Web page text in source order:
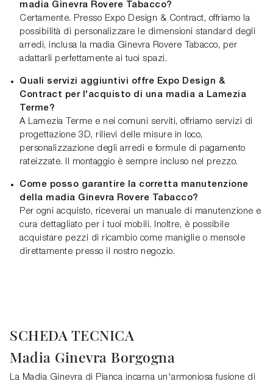
madia Ginevra Rovere Tabacco?
Certamente. Presso Expo Design & Contract, offriamo la
possibilità di personalizzare le dimensioni standard degli
arredi, inclusa la madia Ginevra Rovere Tabacco, per
adattarli perfettamente ai tuoi spazi.
Quali servizi aggiuntivi offre Expo Design &
Contract per l'acquisto di una madia a Lamezia
Terme?
A Lamezia Terme e nei comuni serviti, offriamo servizi di
progettazione 3D, rilievi delle misure in loco,
personalizzazione degli arredi e formule di pagamento
rateizzate. Il montaggio è sempre incluso nel prezzo.
Come posso garantire la corretta manutenzione
della madia Ginevra Rovere Tabacco?
Per ogni acquisto, riceverai un manuale di manutenzione e
cura dettagliato per i tuoi mobili. Inoltre, è possibile
acquistare pezzi di ricambio come maniglie o mensole
direttamente presso il nostro negozio.
SCHEDA TECNICA
Madia Ginevra Borgogna
La Madia Ginevra di Pianca incarna un'armoniosa fusione di